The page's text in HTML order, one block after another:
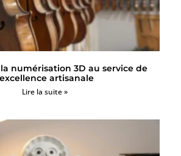
numérisation 3D au service de
artisanale
Lire la suite »